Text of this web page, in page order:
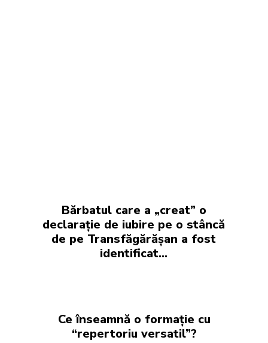
Bărbatul care a „creat” o
declarație de iubire pe o stâncă
de pe Transfăgărășan a fost
identificat…
Ce înseamnă o formație cu
“repertoriu versatil”?